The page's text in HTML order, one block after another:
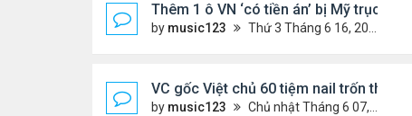
Thêm 1 ô VN ‘có tiền án’ bị Mỹ trục xuất
by music123 Thứ 3 Tháng 6 16, 2026 7:00 pm
VC gốc Việt chủ 60 tiệm nail trốn thuế
by music123 Chủ nhật Tháng 6 07, 2026 9:21 am